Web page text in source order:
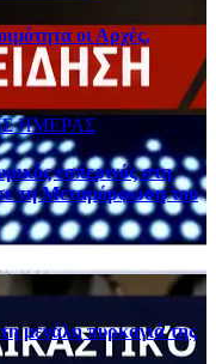
οι Αρχές,
ΗΜΕΡΑΣ
εσπερινός στη
τη Μεταμόρφωση του
μεγάλη πυρκαγιά της